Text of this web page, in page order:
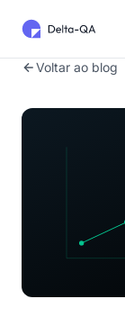
Voltar ao blog